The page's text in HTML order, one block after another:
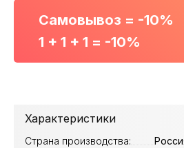
Самовывоз = -10%
1 + 1 + 1 = -10%
Характеристики
Страна производства: